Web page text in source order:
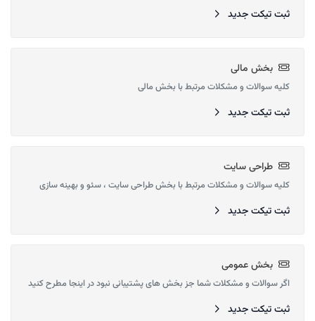
ثبت تیکت جدید
بخش مالی
کلیه سوالات و مشکلات مرتبط با بخش مالی
ثبت تیکت جدید
طراحی سایت
کلیه سوالات و مشکلات مرتبط با بخش طراحی سایت ، سئو و بهینه سازی
ثبت تیکت جدید
بخش عمومی
اگر سوالات و مشکلات شما جز بخش های پشتیبانی نبود در اینجا مطرح کنید
ثبت تیکت جدید